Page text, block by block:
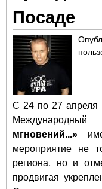
Посаде
С 24 по 27 апреля
Международный
мгновений...»
мероприятие не
региона, но и
продвигая